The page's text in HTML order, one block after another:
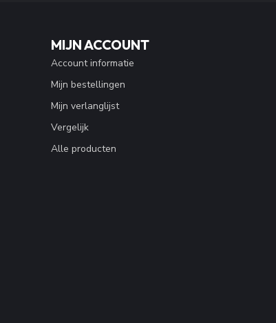
MIJN ACCOUNT
Account informatie
Mijn bestellingen
Mijn verlanglijst
Vergelijk
Alle producten